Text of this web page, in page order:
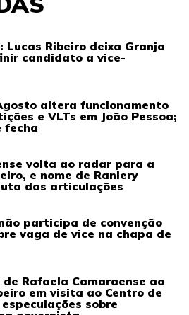
Lucas Ribeiro deixa Granja
candidato a vice-
altera funcionamento
e VLTs em João Pessoa;
fecha
volta ao radar para a
e nome de Raniery
das articulações
participa de convenção
vaga de vice na chapa de
de Rafaela Camaraense ao
em visita ao Centro de
sobre